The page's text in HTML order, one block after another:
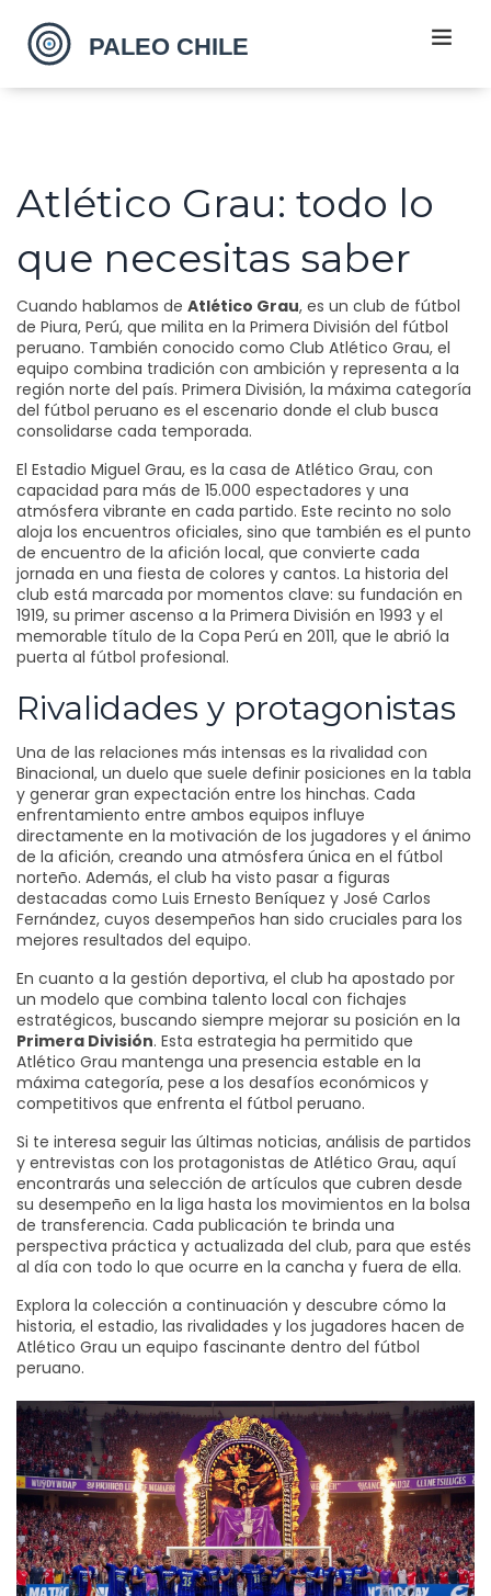
Atlético Grau: todo lo
que necesitas saber
Cuando hablamos de Atlético Grau, es un club de fútbol
de Piura, Perú, que milita en la Primera División del fútbol
peruano. También conocido como Club Atlético Grau, el
equipo combina tradición con ambición y representa a la
región norte del país. Primera División, la máxima categoría
del fútbol peruano es el escenario donde el club busca
consolidarse cada temporada.
El Estadio Miguel Grau, es la casa de Atlético Grau, con
capacidad para más de 15.000 espectadores y una
atmósfera vibrante en cada partido. Este recinto no solo
aloja los encuentros oficiales, sino que también es el punto
de encuentro de la afición local, que convierte cada
jornada en una fiesta de colores y cantos. La historia del
club está marcada por momentos clave: su fundación en
1919, su primer ascenso a la Primera División en 1993 y el
memorable título de la Copa Perú en 2011, que le abrió la
puerta al fútbol profesional.
Rivalidades y protagonistas
Una de las relaciones más intensas es la rivalidad con
Binacional, un duelo que suele definir posiciones en la tabla
y generar gran expectación entre los hinchas. Cada
enfrentamiento entre ambos equipos influye
directamente en la motivación de los jugadores y el ánimo
de la afición, creando una atmósfera única en el fútbol
norteño. Además, el club ha visto pasar a figuras
destacadas como Luis Ernesto Beníquez y José Carlos
Fernández, cuyos desempeños han sido cruciales para los
mejores resultados del equipo.
En cuanto a la gestión deportiva, el club ha apostado por
un modelo que combina talento local con fichajes
estratégicos, buscando siempre mejorar su posición en la
Primera División. Esta estrategia ha permitido que
Atlético Grau mantenga una presencia estable en la
máxima categoría, pese a los desafíos económicos y
competitivos que enfrenta el fútbol peruano.
Si te interesa seguir las últimas noticias, análisis de partidos
y entrevistas con los protagonistas de Atlético Grau, aquí
encontrarás una selección de artículos que cubren desde
su desempeño en la liga hasta los movimientos en la bolsa
de transferencia. Cada publicación te brinda una
perspectiva práctica y actualizada del club, para que estés
al día con todo lo que ocurre en la cancha y fuera de ella.
Explora la colección a continuación y descubre cómo la
historia, el estadio, las rivalidades y los jugadores hacen de
Atlético Grau un equipo fascinante dentro del fútbol
peruano.